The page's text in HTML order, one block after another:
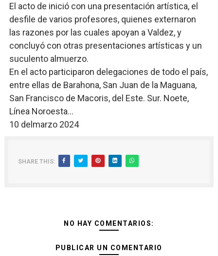
El acto de inició con una presentación artística, el
desfile de varios profesores, quienes externaron
las razones por las cuales apoyan a Valdez, y
concluyó con otras presentaciones artísticas y un
suculento almuerzo.
En el acto participaron delegaciones de todo el país,
entre ellas de Barahona, San Juan de la Maguana,
San Francisco de Macoris, del Este. Sur. Noete,
Línea Noroesta...
10 delmarzo 2024
SHARE THIS:
NO HAY COMENTARIOS:
PUBLICAR UN COMENTARIO